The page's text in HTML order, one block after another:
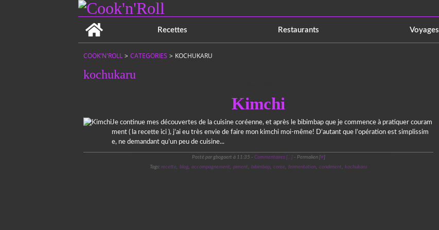
Recettes
Restaurants Voyages
COOK'N'ROLL > CATEGORIES > KOCHUKARU
kochukaru
Kimchi
Je continue mes découvertes de la cuisine coréenne, et après le bibimbap que je commence à pratiquer couram
ment ( la recette ici ), j’ai eu très envie de faire mon kimchi moi-même! D’autant que l’opération est simplissim
e, ne demandant qu’un peu de cuisine...
Posté par gbogaert à 11:35 - Commentaires […]- Permalien [#]
Tags: recette, blog, accompagnement, piment, bibimbap, coree, fermentation, condiment, kochukaru